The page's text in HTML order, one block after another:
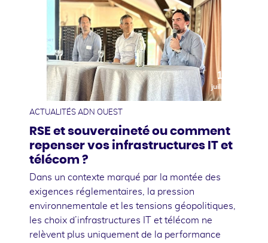
10
juillet
ACTUALITÉS ADN OUEST
RSE et souveraineté ou comment
repenser vos infrastructures IT et
télécom ?
Dans un contexte marqué par la montée des
exigences réglementaires, la pression
environnementale et les tensions géopolitiques,
les choix d’infrastructures IT et télécom ne
relèvent plus uniquement de la performance